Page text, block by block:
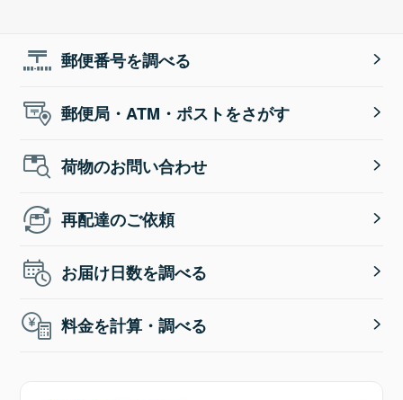
郵便番号を調べる
郵便局・ATM・ポストをさがす
荷物のお問い合わせ
再配達のご依頼
お届け日数を調べる
料金を計算・調べる